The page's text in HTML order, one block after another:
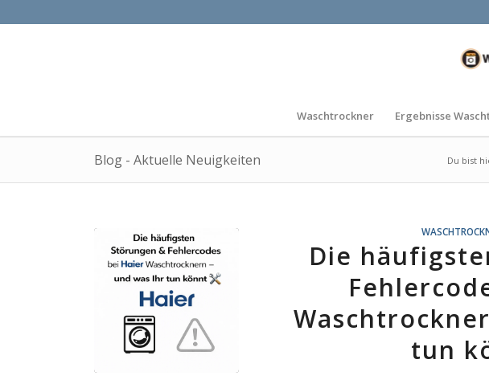
Waschtrockner Ergebnisse
Blog - Aktuelle Neuigkeiten Du bist
Die
tun